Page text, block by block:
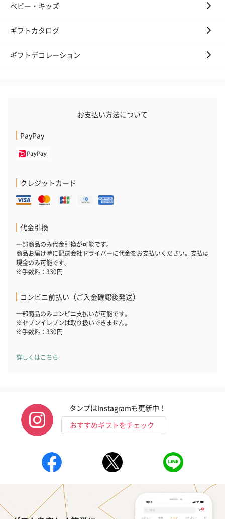
スイーツを同梱してお届けいたします。ギフトへの＋αにおすすめ
ゼリーバウム カット
（レモン＆紅茶）（432
スキンケアグッズ
ハンドクリーム3本セッ
ト【ありがとう】
（1,100円）
シャワージェル＆ハン
ドクリーム（ピンクグ
リラックスグッズを同梱してお届けします。
かき氷入浴剤4点セット
（ブルー）（748円）
かき氷入浴剤4点セット
（イエロー）（748円）
バスフラワー
【Thank you
ベビー・キッズ
ギフトカタログ
ギフトデコレーション
お支払い方法について
PayPay
クレジットカード
代金引換
一部商品のみ代金引換が可能です。
商品お届け時に配送会社ドライバーに代金をお支払いください。支払は
現金のみ可能です。
※手数料：330円
コンビニ前払い（ご入金確認後発送）
一部商品のみコンビニ支払いが可能です。
※セブンイレブンは取り扱いできません。
※手数料：330円
詳しくはこちら
タンプはInstagramも更新中！
おすすめギフトをチェック